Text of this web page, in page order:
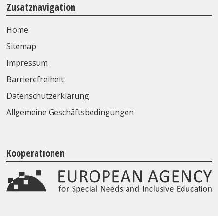
Zusatznavigation
Home
Sitemap
Impressum
Barrierefreiheit
Datenschutzerklärung
Allgemeine Geschäftsbedingungen
Kooperationen